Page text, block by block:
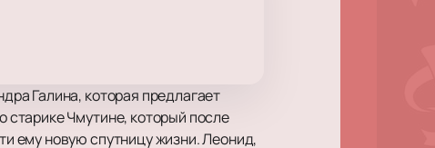
Галина, которая предлагает
старике Чмутине, который после
ему новую спутницу жизни. Леонид,